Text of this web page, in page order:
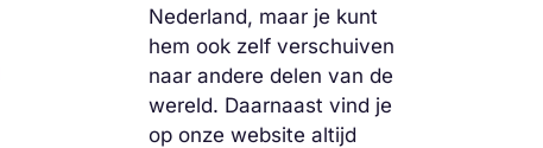
Nederland, maar je kunt
hem ook zelf verschuiven
naar andere delen van de
wereld. Daarnaast vind je
op onze website altijd